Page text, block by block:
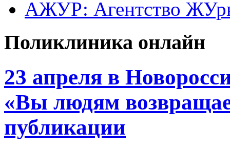
АЖУР: Агентство
Поликлиника онлайн
23 апреля в
«Вы людям
публикации